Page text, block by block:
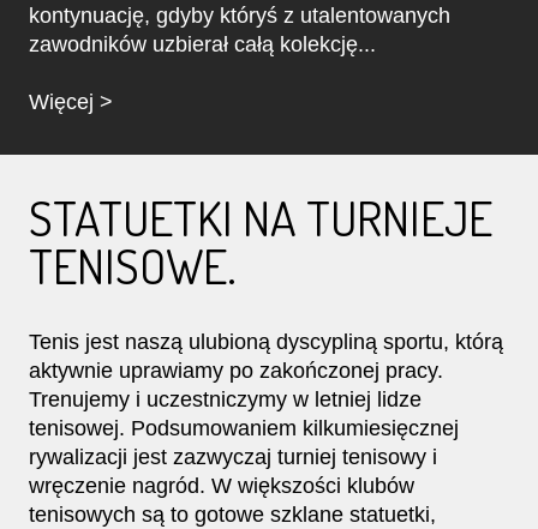
kontynuację, gdyby któryś z utalentowanych
zawodników uzbierał całą kolekcję...
Więcej >
STATUETKI NA TURNIEJE
TENISOWE.
Tenis jest naszą ulubioną dyscypliną sportu, którą
aktywnie uprawiamy po zakończonej pracy.
Trenujemy i uczestniczymy w letniej lidze
tenisowej. Podsumowaniem kilkumiesięcznej
rywalizacji jest zazwyczaj turniej tenisowy i
wręczenie nagród. W większości klubów
tenisowych są to gotowe szklane statuetki,